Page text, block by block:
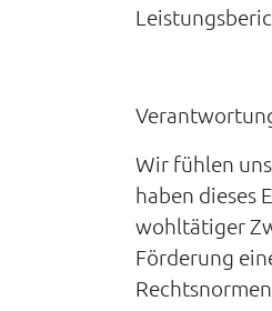
Wir fühlen
haben dieses
wohltätiger
Förderung